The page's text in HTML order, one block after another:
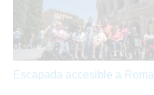
Escapada accesible a Roma